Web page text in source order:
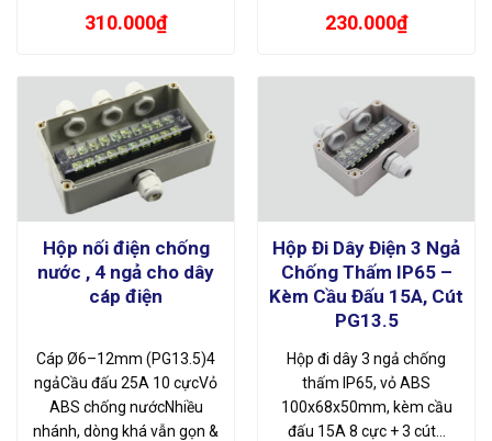
310.000₫ 230.000₫
Hộp nối điện chống
nước , 4 ngả cho dây
cáp điện
Cáp Ø6–12mm (PG13.5)4
ngảCầu đấu 25A 10 cựcVỏ
ABS chống nướcNhiều
nhánh, dòng khá vẫn gọn &
Hộp Đi Dây Điện 3 Ngả
Chống Thấm IP65 –
Kèm Cầu Đấu 15A, Cút
PG13.5
Hộp đi dây 3 ngả chống
thấm IP65, vỏ ABS
100x68x50mm, kèm cầu
đấu 15A 8 cực + 3 cút…